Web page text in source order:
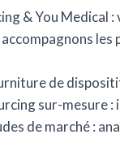
& You Medical
les
de
sur-mesure :
de marché :